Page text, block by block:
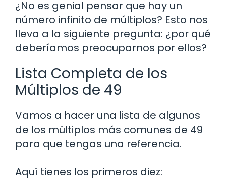
¿No es genial pensar que hay un
número infinito de múltiplos? Esto nos
lleva a la siguiente pregunta: ¿por qué
deberíamos preocuparnos por ellos?
Lista Completa de los
Múltiplos de 49
Vamos a hacer una lista de algunos
de los múltiplos más comunes de 49
para que tengas una referencia.
Aquí tienes los primeros diez: